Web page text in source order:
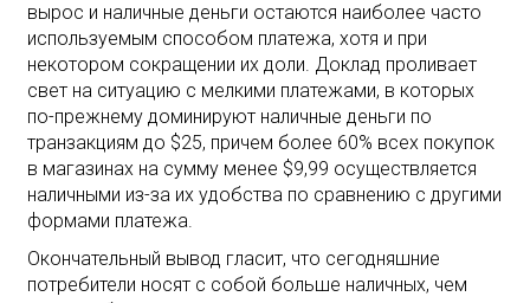
вырос и наличные деньги остаются наиболее часто
используемым способом платежа, хотя и при
некотором сокращении их доли. Доклад проливает
свет на ситуацию с мелкими платежами, в которых
по-прежнему доминируют наличные деньги по
транзакциям до $25, причем более 60% всех покупок
в магазинах на сумму менее $9,99 осуществляется
наличными из-за их удобства по сравнению с другими
формами платежа.
Окончательный вывод гласит, что сегодняшние
потребители носят с собой больше наличных, чем